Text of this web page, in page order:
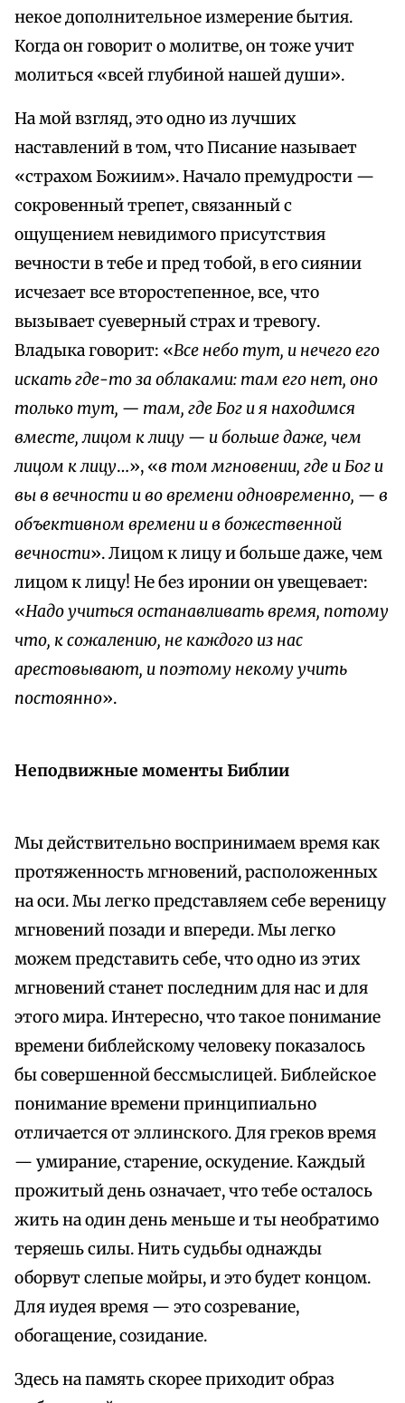
некое дополнительное измерение бытия.
Когда он говорит о молитве, он тоже учит
молиться «всей глубиной нашей души».
На мой взгляд, это одно из лучших
наставлений в том, что Писание называет
«страхом Божиим». Начало премудрости —
сокровенный трепет, связанный с
ощущением невидимого присутствия
вечности в тебе и пред тобой, в его сиянии
исчезает все второстепенное, все, что
вызывает суеверный страх и тревогу.
Владыка говорит: «Все небо тут, и нечего его
искать где-то за облаками: там его нет, оно
только тут, — там, где Бог и я находимся
вместе, лицом к лицу — и больше даже, чем
лицом к лицу…», «в том мгновении, где и Бог и
вы в вечности и во времени одновременно, — в
объективном времени и в божественной
вечности». Лицом к лицу и больше даже, чем
лицом к лицу! Не без иронии он увещевает:
«Надо учиться останавливать время, потому
что, к сожалению, не каждого из нас
арестовывают, и поэтому некому учить
постоянно».
Неподвижные моменты Библии
Мы действительно воспринимаем время как
протяженность мгновений, расположенных
на оси. Мы легко представляем себе вереницу
мгновений позади и впереди. Мы легко
можем представить себе, что одно из этих
мгновений станет последним для нас и для
этого мира. Интересно, что такое понимание
времени библейскому человеку показалось
бы совершенной бессмыслицей. Библейское
понимание времени принципиально
отличается от эллинского. Для греков время
— умирание, старение, оскудение. Каждый
прожитый день означает, что тебе осталось
жить на один день меньше и ты необратимо
теряешь силы. Нить судьбы однажды
оборвут слепые мойры, и это будет концом.
Для иудея время — это созревание,
обогащение, созидание.
Здесь на память скорее приходит образ